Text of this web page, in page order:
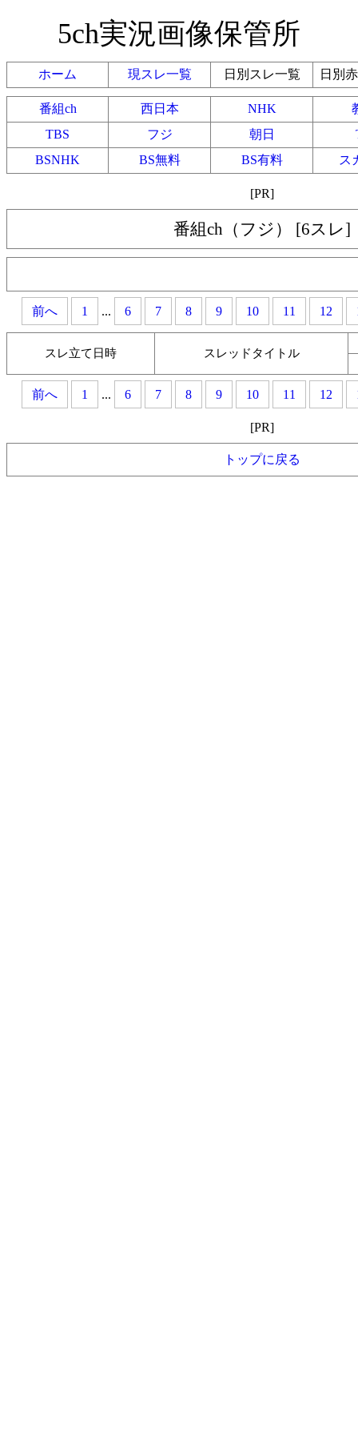
5ch実況画像保管所
ホーム 現スレ一覧 日別スレ一覧 日別
番組ch 西日本 NHK
TBS
フジ 朝日
BSNHK
BS無料 BS有料 ス
[PR]
番組ch（フジ） [6スレ]
前へ 1 ... 6 7 8 9 10 11 12
スレ立て日時 スレッドタイトル
前へ 1 ... 6 7 8 9 10 11 12
[PR]
トップに戻る